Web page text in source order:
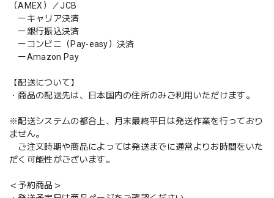
（AMEX）／JCB
ーキャリア決済
ー銀行振込決済
ーコンビニ（Pay-easy）決済
ーAmazon Pay
【配送について】
・商品の配送先は、日本国内の住所のみご利用いただけます。
※配送システムの都合上、月末最終平日は発送作業を行っており
ません。
ご注文時期や商品によっては発送までに通常よりお時間をいた
だく可能性がございます。
＜予約商品＞